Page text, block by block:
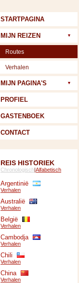
STARTPAGINA
MIJN REIZEN
Routes
Verhalen
MIJN PAGINA'S
PROFIEL
GASTENBOEK
CONTACT
REIS HISTORIEK
Chronologisch|Alfabetisch
Argentinië
Verhalen
Australië
Verhalen
België
Verhalen
Cambodja
Verhalen
Chili
Verhalen
China
Verhalen